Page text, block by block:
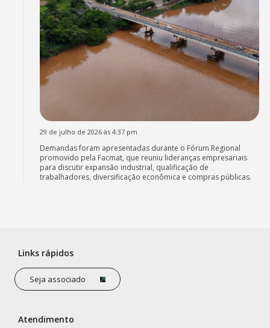
29 de julho de 2026 às 4:37 pm
Demandas foram apresentadas durante o Fórum Regional
promovido pela Facmat, que reuniu lideranças empresariais
para discutir expansão industrial, qualificação de
trabalhadores, diversificação econômica e compras públicas.
Links rápidos
Seja associado
Atendimento